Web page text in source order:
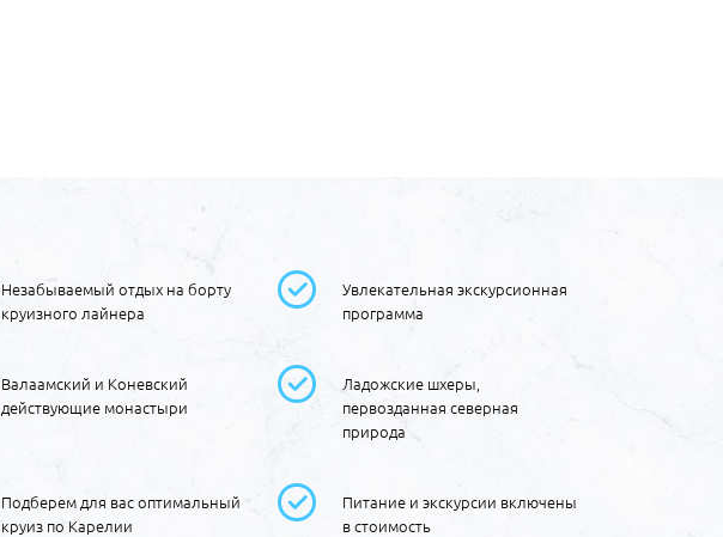
Незабываемый отдых на борту
круизного лайнера
Увлекательная экскурсионная
программа
Валаамский и Коневский
действующие монастыри
Ладожские шхеры,
первозданная северная
природа
Подберем для вас оптимальный
круиз по Карелии
Питание и экскурсии включены
в стоимость